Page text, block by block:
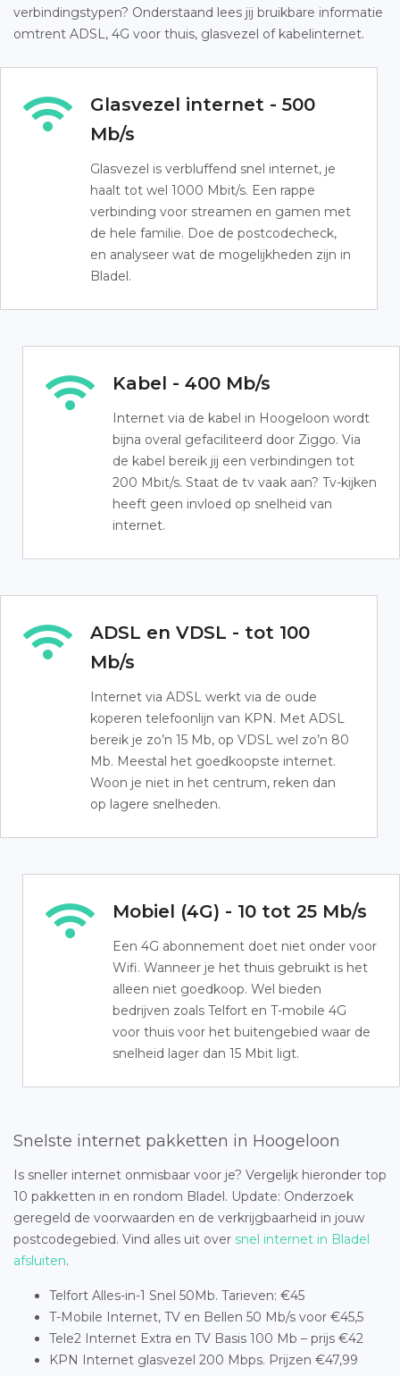
verbindingstypen? Onderstaand lees jij bruikbare informatie
omtrent ADSL, 4G voor thuis, glasvezel of kabelinternet.
Glasvezel internet - 500
Mb/s
Glasvezel is verbluffend snel internet, je
haalt tot wel 1000 Mbit/s. Een rappe
verbinding voor streamen en gamen met
de hele familie. Doe de postcodecheck,
en analyseer wat de mogelijkheden zijn in
Bladel.
Kabel - 400 Mb/s
Internet via de kabel in Hoogeloon wordt
bijna overal gefaciliteerd door Ziggo. Via
de kabel bereik jij een verbindingen tot
200 Mbit/s. Staat de tv vaak aan? Tv-kijken
heeft geen invloed op snelheid van
internet.
ADSL en VDSL - tot 100
Mb/s
Internet via ADSL werkt via de oude
koperen telefoonlijn van KPN. Met ADSL
bereik je zo’n 15 Mb, op VDSL wel zo’n 80
Mb. Meestal het goedkoopste internet.
Woon je niet in het centrum, reken dan
op lagere snelheden.
Mobiel (4G) - 10 tot 25 Mb/s
Een 4G abonnement doet niet onder voor
Wifi. Wanneer je het thuis gebruikt is het
alleen niet goedkoop. Wel bieden
bedrijven zoals Telfort en T-mobile 4G
voor thuis voor het buitengebied waar de
snelheid lager dan 15 Mbit ligt.
Snelste internet pakketten in Hoogeloon
Is sneller internet onmisbaar voor je? Vergelijk hieronder top
10 pakketten in en rondom Bladel. Update: Onderzoek
geregeld de voorwaarden en de verkrijgbaarheid in jouw
postcodegebied. Vind alles uit over snel internet in Bladel
afsluiten.
Telfort Alles-in-1 Snel 50Mb. Tarieven: €45
T-Mobile Internet, TV en Bellen 50 Mb/s voor €45,5
Tele2 Internet Extra en TV Basis 100 Mb – prijs €42
KPN Internet glasvezel 200 Mbps. Prijzen €47,99